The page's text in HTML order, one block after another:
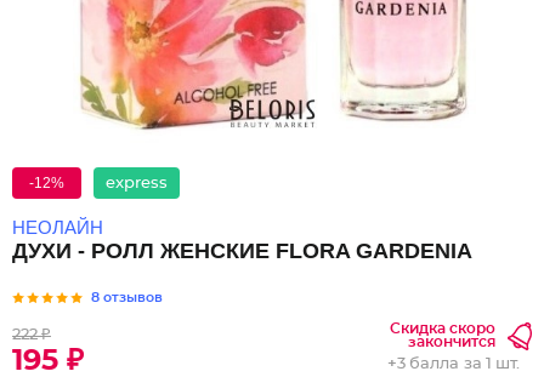
-12% express
НЕОЛАЙН
ДУХИ - РОЛЛ ЖЕНСКИЕ FLORA GARDENIA
8 отзывов
222 ₽
195 ₽
Скидка скоро
закончится
+3 балла за 1 шт.